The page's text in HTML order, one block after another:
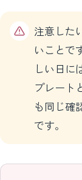
注意した
いことで
しい日に
プレート
も同じ確
です。